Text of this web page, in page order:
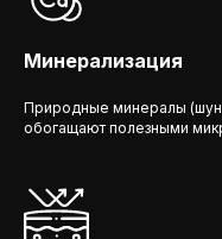
Минерализация
Природные минералы
обогащают полезными